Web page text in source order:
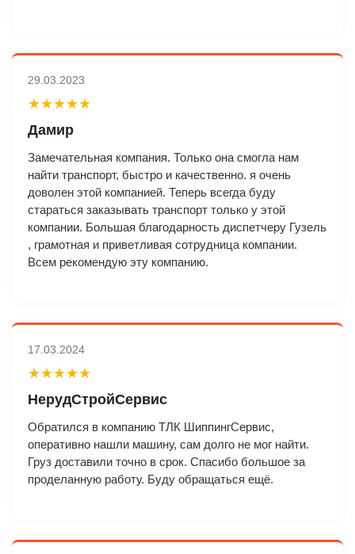
29.03.2023
★★★★★
Дамир
Замечательная компания. Только она смогла нам
найти транспорт, быстро и качественно. я очень
доволен этой компанией. Теперь всегда буду
стараться заказывать транспорт только у этой
компании. Большая благодарность диспетчеру Гузель
, грамотная и приветливая сотрудница компании.
Всем рекомендую эту компанию.
17.03.2024
★★★★★
НерудСтройСервис
Обратился в компанию ТЛК ШиппингСервис,
оперативно нашли машину, сам долго не мог найти.
Груз доставили точно в срок. Спасибо большое за
проделанную работу. Буду обращаться ещё.